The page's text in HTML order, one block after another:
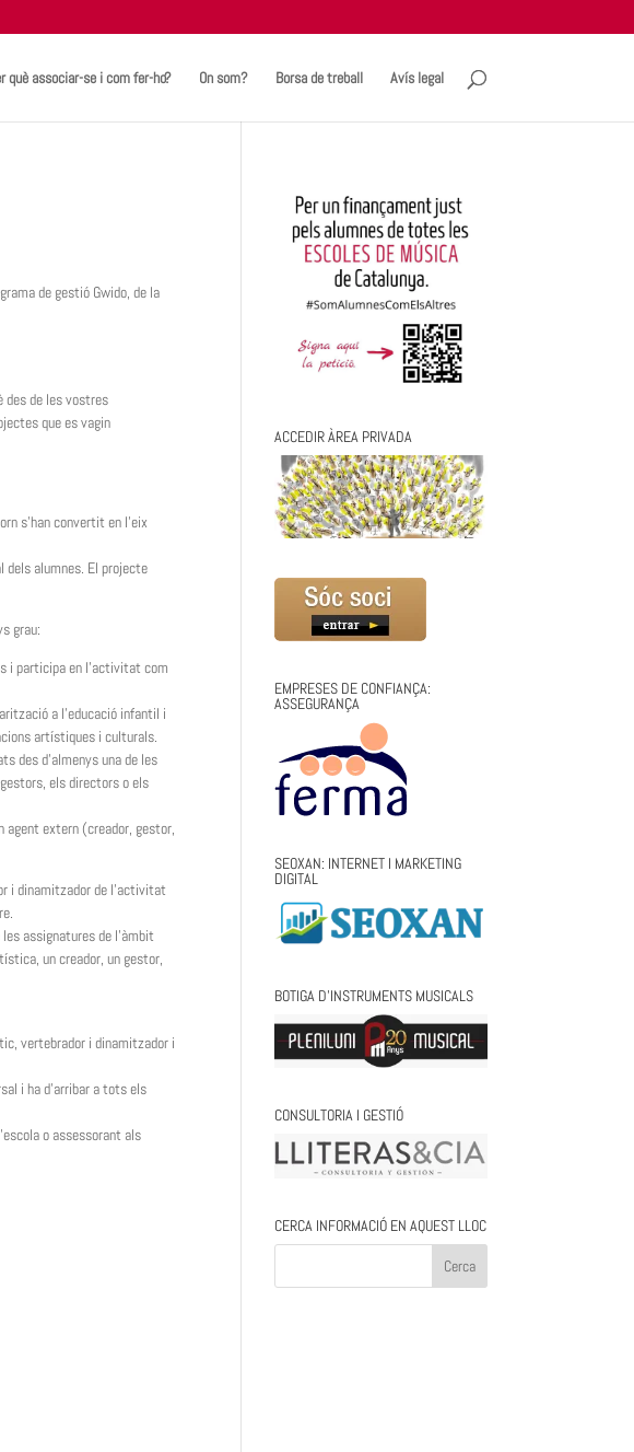
què associar-se i com fer-ho? On som? Borsa de treball Avís legal
de gestió Gwido, de la
des de les vostres
que es vagin
s’han convertit en l’eix
dels alumnes. El projecte
grau:
i participa en l’activitat com
a l’educació infantil i
artístiques i culturals.
des d’almenys una de les
els directors o els
agent extern (creador, gestor,
i dinamitzador de l’activitat
assignatures de l’àmbit
un creador, un gestor,
vertebrador i dinamitzador i
i ha d’arribar a tots els
o assessorant als
ACCEDIR ÀREA PRIVADA
EMPRESES DE CONFIANÇA:
ASSEGURANÇA
SEOXAN: INTERNET I MARKETING
DIGITAL
BOTIGA D’INSTRUMENTS MUSICALS
CONSULTORIA I GESTIÓ
CERCA INFORMACIÓ EN AQUEST LLOC